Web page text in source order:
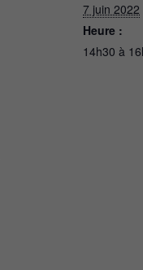
7 juin 2022
Heure :
14h30 à